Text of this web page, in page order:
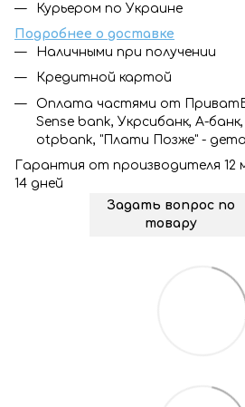
Курьером по Украине
Подробнее о доставке
Наличными при получении
Кредитной картой
Оплата частями от
Sense bank, Укрсибанк, А-
otpbank, "Плати Позже" -
Гарантия от производителя 12
14 дней
Задать вопрос по
товару